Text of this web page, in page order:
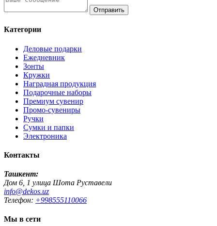
Отправить
Категории
Деловые подарки
Ежедневник
Зонты
Кружки
Наградная продукция
Подарочные наборы
Премиум сувенир
Промо-сувениры
Ручки
Сумки и папки
Электроника
Контакты
Ташкент:
Дом 6, 1 улица Шота Руставели
info@dekos.uz
Телефон: +998555110066
Мы в сети